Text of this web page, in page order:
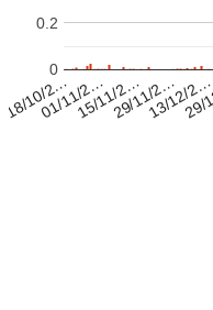
18/10/2…01/11/2…15/11/2…29/11/2…13/12/2…
0
0.2